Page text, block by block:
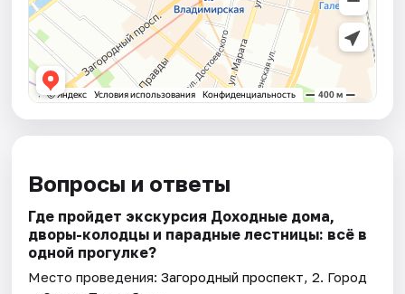
Вопросы и ответы
Где пройдет экскурсия Доходные дома,
дворы-колодцы и парадные лестницы: всё в
одной прогулке?
Место проведения:Загородный проспект, 2. Город